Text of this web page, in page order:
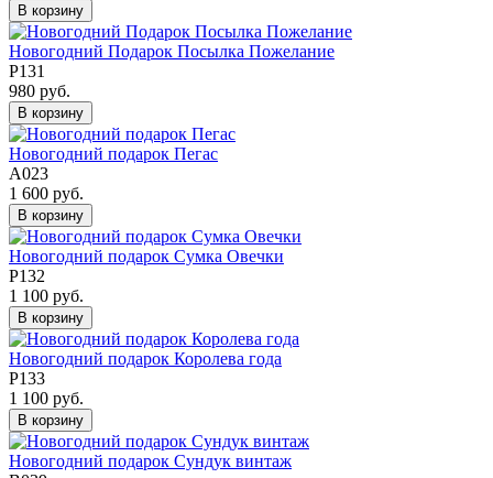
В корзину
Новогодний Подарок Посылка Пожелание
Р131
980 руб.
В корзину
Новогодний подарок Пегас
А023
1 600 руб.
В корзину
Новогодний подарок Сумка Овечки
Р132
1 100 руб.
В корзину
Новогодний подарок Королева года
Р133
1 100 руб.
В корзину
Новогодний подарок Сундук винтаж